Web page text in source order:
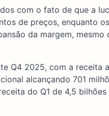
com o fato de que a
de preços, enquanto
da margem, mesmo
Q4 2025, com a receita
alcançando 701
do Q1 de 4,5